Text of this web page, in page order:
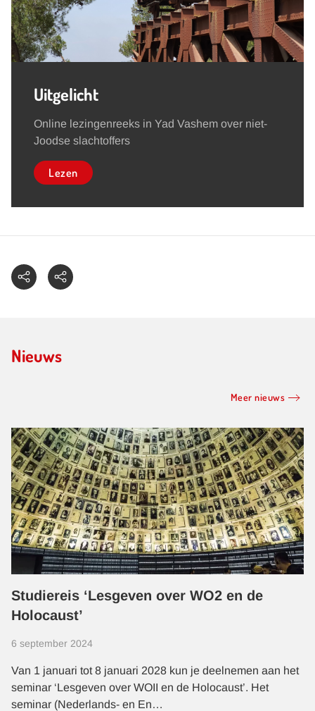
Uitgelicht
Online lezingenreeks in Yad Vashem over niet-
Joodse slachtoffers
Lezen
Nieuws
Meer nieuws
Studiereis ‘Lesgeven over WO2 en de
Holocaust’
6 september 2024
Van 1 januari tot 8 januari 2028 kun je deelnemen aan het
seminar ‘Lesgeven over WOII en de Holocaust’. Het
seminar (Nederlands- en En…